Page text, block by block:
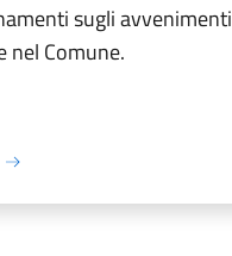
sugli avvenimenti
nel Comune.